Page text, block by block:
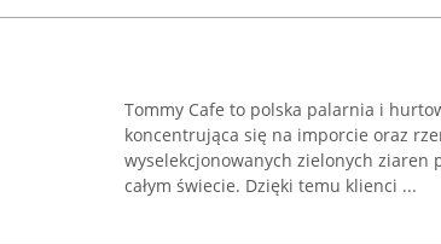
Tommy Cafe to polska palarnia i
koncentrująca się na imporcie oraz
wyselekcjonowanych zielonych ziaren
całym świecie. Dzięki temu klienci ...